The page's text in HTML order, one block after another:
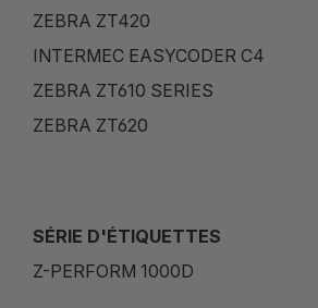
ZEBRA ZT420
INTERMEC EASYCODER C4
ZEBRA ZT610 SERIES
ZEBRA ZT620
SÉRIE D'ÉTIQUETTES
Z-PERFORM 1000D